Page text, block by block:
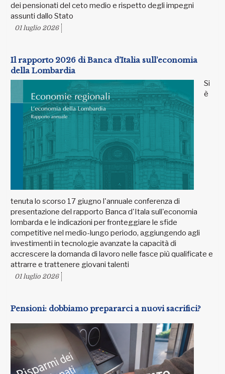
dei pensionati del ceto medio e rispetto degli impegni
assunti dallo Stato
01 luglio 2026
Il rapporto 2026 di Banca d’Italia sull’economia
della Lombardia
Si
è
tenuta lo scorso 17 giugno l'annuale conferenza di
presentazione del rapporto Banca d'Itala sull'economia
lombarda e le indicazioni per fronteggiare le sfide
competitive nel medio-lungo periodo, aggiungendo agli
investimenti in tecnologie avanzate la capacità di
accrescere la domanda di lavoro nelle fasce più qualificate e
attrarre e trattenere giovani talenti
01 luglio 2026
Pensioni: dobbiamo prepararci a nuovi sacrifici?